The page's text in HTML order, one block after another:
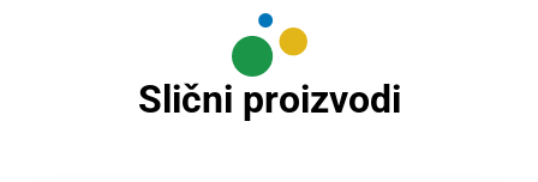
Slični proizvodi